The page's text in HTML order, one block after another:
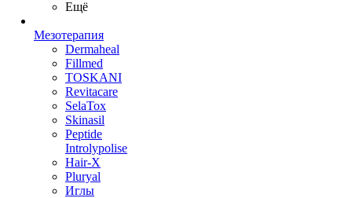
Ещё
Мезотерапия
Dermaheal
Fillmed
TOSKANI
Revitacare
SelaTox
Skinasil
Peptide
Introlypolise
Hair-X
Pluryal
Иглы